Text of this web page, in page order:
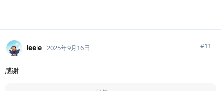
leeie 2025年9月16日 #11
感谢